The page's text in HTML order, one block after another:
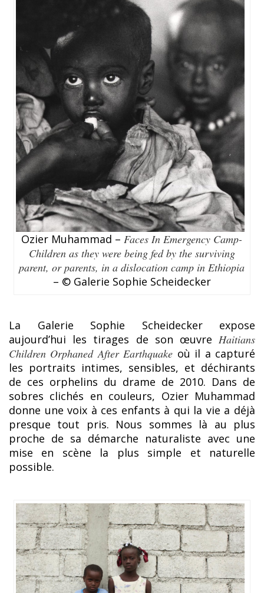
Ozier Muhammad –Faces In Emergency Camp-
Children as they were being fed by the surviving
parent, or parents, in a dislocation camp in Ethiopia
– © Galerie Sophie Scheidecker
La Galerie Sophie Scheidecker expose
aujourd’hui les tirages de son œuvre Haitians
Children Orphaned After Earthquake où il a capturé
les portraits intimes, sensibles, et déchirants
de ces orphelins du drame de 2010. Dans de
sobres clichés en couleurs, Ozier Muhammad
donne une voix à ces enfants à qui la vie a déjà
presque tout pris. Nous sommes là au plus
proche de sa démarche naturaliste avec une
mise en scène la plus simple et naturelle
possible.